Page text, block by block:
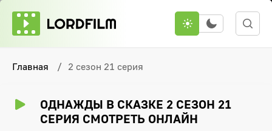
Главная 2 сезон 21 серия
ОДНАЖДЫ В СКАЗКЕ 2 СЕЗОН 21
СЕРИЯ СМОТРЕТЬ ОНЛАЙН